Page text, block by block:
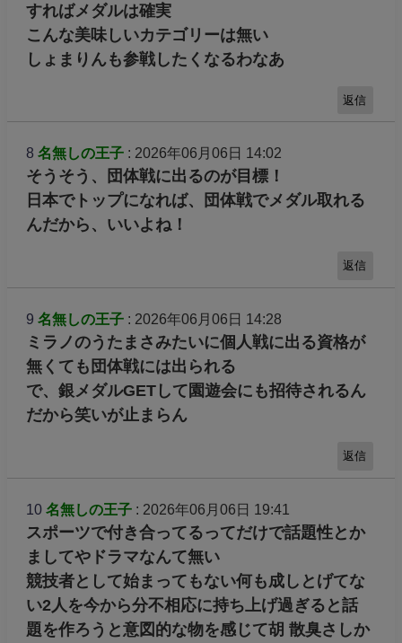
すればメダルは確実
こんな美味しいカテゴリーは無い
しょまりんも参戦したくなるわなあ
返信
8 名無しの王子: 2026年06月06日 14:02
そうそう、団体戦に出るのが目標！
日本でトップになれば、団体戦でメダル取れる
んだから、いいよね！
返信
9 名無しの王子: 2026年06月06日 14:28
ミラノのうたまさみたいに個人戦に出る資格が
無くても団体戦には出られる
で、銀メダルGETして園遊会にも招待されるん
だから笑いが止まらん
返信
10 名無しの王子: 2026年06月06日 19:41
スポーツで付き合ってるってだけで話題性とか
ましてやドラマなんて無い
競技者として始まってもない何も成しとげてな
い2人を今から分不相応に持ち上げ過ぎると話
題を作ろうと意図的な物を感じて胡 散臭さしか